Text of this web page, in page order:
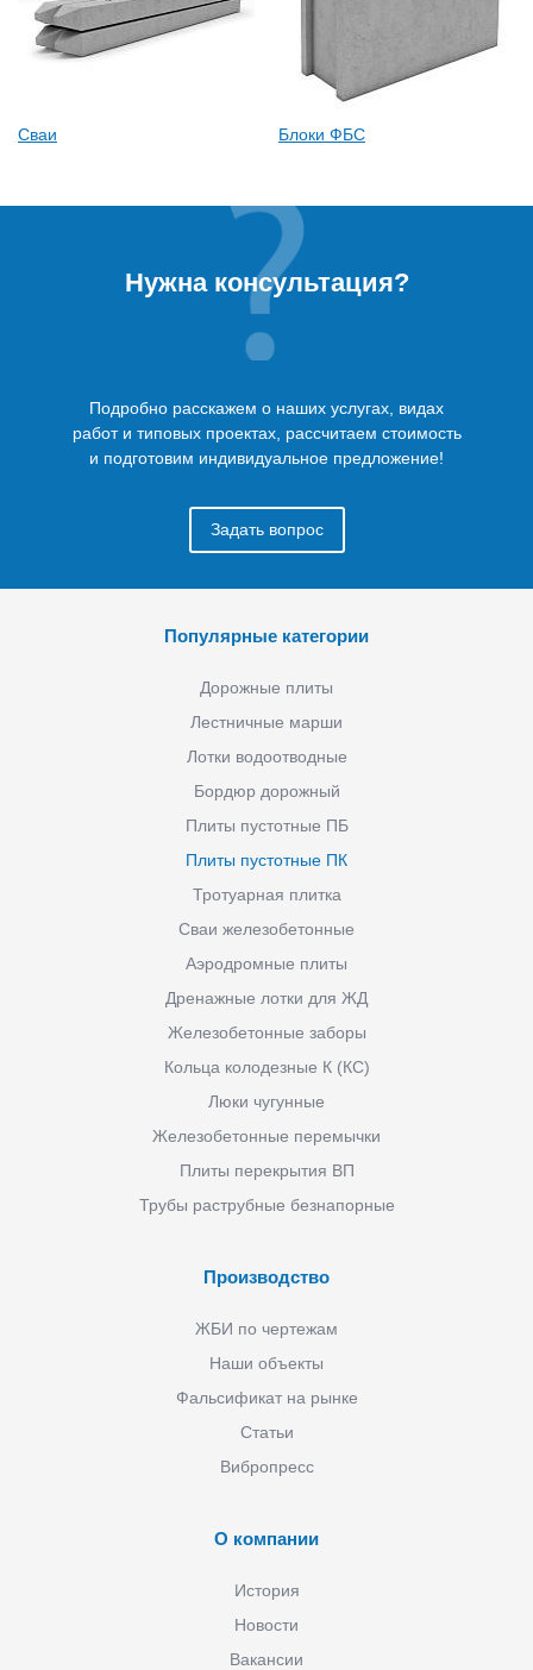
Сваи Блоки ФБС
Нужна консультация?
Подробно расскажем о наших услугах, видах
работ и типовых проектах, рассчитаем стоимость
и подготовим индивидуальное предложение!
Задать вопрос
Популярные категории
Дорожные плиты
Лестничные марши
Лотки водоотводные
Бордюр дорожный
Плиты пустотные ПБ
Плиты пустотные ПК
Тротуарная плитка
Сваи железобетонные
Аэродромные плиты
Дренажные лотки для ЖД
Железобетонные заборы
Кольца колодезные К (КС)
Люки чугунные
Железобетонные перемычки
Плиты перекрытия ВП
Трубы раструбные безнапорные
Производство
ЖБИ по чертежам
Наши объекты
Фальсификат на рынке
Статьи
Вибропресс
О компании
История
Новости
Вакансии